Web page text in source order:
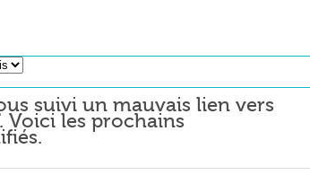
suivi un mauvais lien vers
Voici les prochains